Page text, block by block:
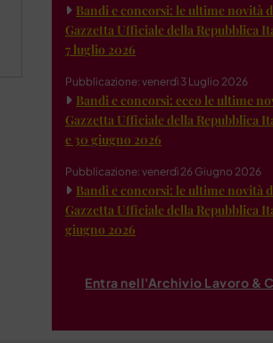
Bandi e concorsi: le ultime novità
Gazzetta Ufficiale della Repubblica
7 luglio 2026
Pubblicazione: venerdì 3 Luglio 2026
Bandi e concorsi: ecco le ultime
Gazzetta Ufficiale della Repubblica
e 30 giugno 2026
Pubblicazione: venerdì 26 Giugno 2026
Bandi e concorsi: le ultime novità
Gazzetta Ufficiale della Repubblica
giugno 2026
Entra nell'Archivio Lavoro &